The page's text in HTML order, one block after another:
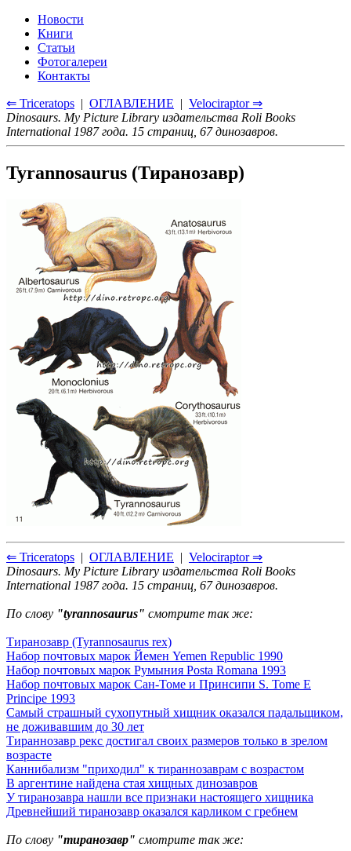
Новости
Книги
Статьи
Фотогалереи
Контакты
⇐ Triceratops | ОГЛАВЛЕНИЕ | Velociraptor ⇒
Dinosaurs. My Picture Library издательства Roli Books
International 1987 года. 15 страниц, 67 динозавров.
Tyrannosaurus (Тиранозавр)
⇐ Triceratops | ОГЛАВЛЕНИЕ | Velociraptor ⇒
Dinosaurs. My Picture Library издательства Roli Books
International 1987 года. 15 страниц, 67 динозавров.
По слову "tyrannosaurus" смотрите так же:
Тиранозавр (Tyrannosaurus rex)
Набор почтовых марок Йемен Yemen Republic 1990
Набор почтовых марок Румыния Posta Romana 1993
Набор почтовых марок Сан-Томе и Принсипи S. Tome E
Principe 1993
Самый страшный сухопутный хищник оказался падальщиком,
не доживавшим до 30 лет
Тираннозавр рекс достигал своих размеров только в зрелом
возрасте
Каннибализм "приходил" к тираннозаврам с возрастом
В аргентине найдена стая хищных динозавров
У тиранозавра нашли все признаки настоящего хищника
Древнейший тиранозавр оказался карликом с гребнем
По слову "тиранозавр" смотрите так же: